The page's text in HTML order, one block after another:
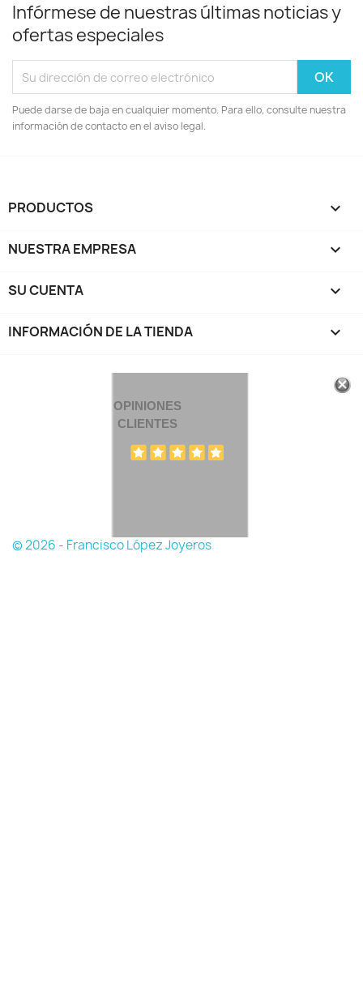
Infórmese de nuestras últimas noticias y
ofertas especiales
Puede darse de baja en cualquier momento. Para ello, consulte nuestra
información de contacto en el aviso legal.
PRODUCTOS 
NUESTRA EMPRESA 
SU CUENTA 
INFORMACIÓN DE LA TIENDA keyboard_arrow_down
OPINIONES
CLIENTES
© 2026 - Francisco López Joyeros